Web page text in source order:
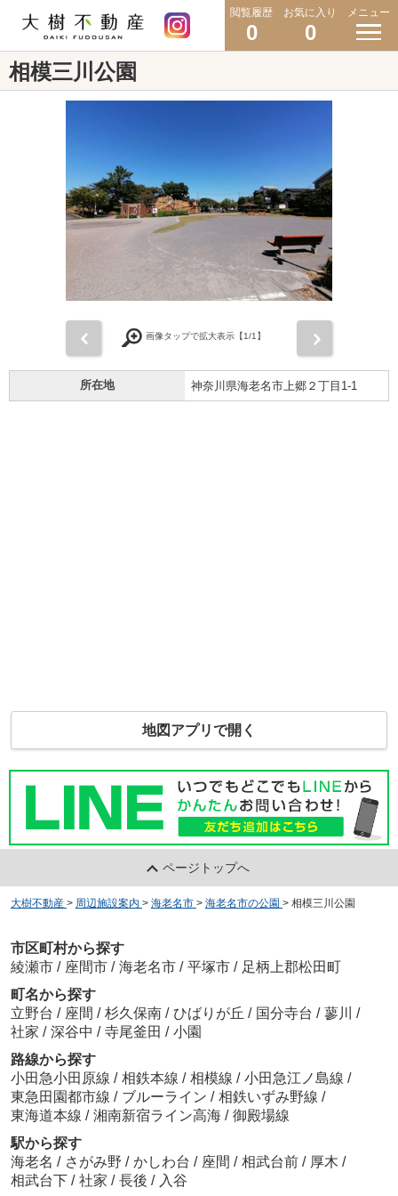
閲覧履歴
0
お気に入り
0
メニュー
相模三川公園
画像タップで拡大表示【1/1】
所在地 神奈川県海老名市上郷２丁目1-1
地図アプリで開く
ページトップへ
大樹不動産 > 周辺施設案内 > 海老名市 > 海老名市の公園 > 相模三川公園
市区町村から探す
綾瀬市 / 座間市 / 海老名市 / 平塚市 / 足柄上郡松田町
町名から探す
立野台 / 座間 / 杉久保南 / ひばりが丘 / 国分寺台 / 蓼川 /
社家 / 深谷中 / 寺尾釜田 / 小園
路線から探す
小田急小田原線 / 相鉄本線 / 相模線 / 小田急江ノ島線 /
東急田園都市線 / ブルーライン / 相鉄いずみ野線 /
東海道本線 / 湘南新宿ライン高海 / 御殿場線
駅から探す
海老名 / さがみ野 / かしわ台 / 座間 / 相武台前 / 厚木 /
相武台下 / 社家 / 長後 / 入谷